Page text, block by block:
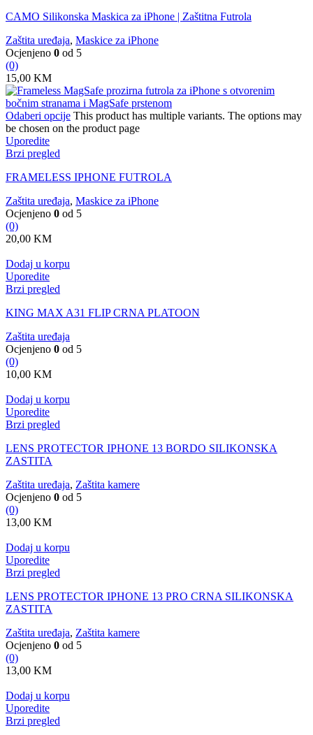
CAMO Silikonska Maskica za iPhone | Zaštitna Futrola
Zaštita uređaja, Maskice za iPhone
Ocjenjeno 0 od 5
(0)
15,00 KM
Odaberi opcije This product has multiple variants. The options may
be chosen on the product page
Uporedite
Brzi pregled
FRAMELESS IPHONE FUTROLA
Zaštita uređaja, Maskice za iPhone
Ocjenjeno 0 od 5
(0)
20,00 KM
Dodaj u korpu
Uporedite
Brzi pregled
KING MAX A31 FLIP CRNA PLATOON
Zaštita uređaja
Ocjenjeno 0 od 5
(0)
10,00 KM
Dodaj u korpu
Uporedite
Brzi pregled
LENS PROTECTOR IPHONE 13 BORDO SILIKONSKA
ZASTITA
Zaštita uređaja, Zaštita kamere
Ocjenjeno 0 od 5
(0)
13,00 KM
Dodaj u korpu
Uporedite
Brzi pregled
LENS PROTECTOR IPHONE 13 PRO CRNA SILIKONSKA
ZASTITA
Zaštita uređaja, Zaštita kamere
Ocjenjeno 0 od 5
(0)
13,00 KM
Dodaj u korpu
Uporedite
Brzi pregled